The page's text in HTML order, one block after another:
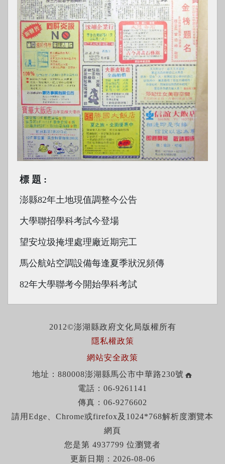
標題
澎縣82年土地現值調整今公告
大學聯招學科考試今登場
望安垃圾掩埋處理廠近期完工
馬公航站空調設備每逢夏季狀況頻傳
82年大學聯考今開始學科考試
2012©澎湖縣政府文化局版權所有
隱私權政策
網站安全政策
地址：880008澎湖縣馬公市中華路230號
電話：06-9261141
傳真：06-9276602
請用Edge、Chrome或firefox及1024*768解析度瀏覽本
網頁
您是第 4937799 位瀏覽者
更新日期：2026-08-06